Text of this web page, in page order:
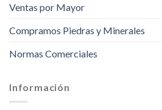
Ventas por Mayor
Compramos Piedras y Minerales
Normas Comerciales
Información